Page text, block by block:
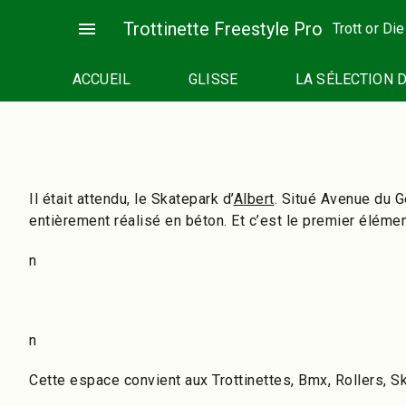
menu Trottinette Freestyle Pro Trott or Die
ACCUEIL GLISSE LA SÉLECTION
Il était attendu, le Skatepark d’Albert. Situé Avenue du
entièrement réalisé en béton. Et c’est le premier
n
n
Cette espace convient aux Trottinettes, Bmx, Rollers,